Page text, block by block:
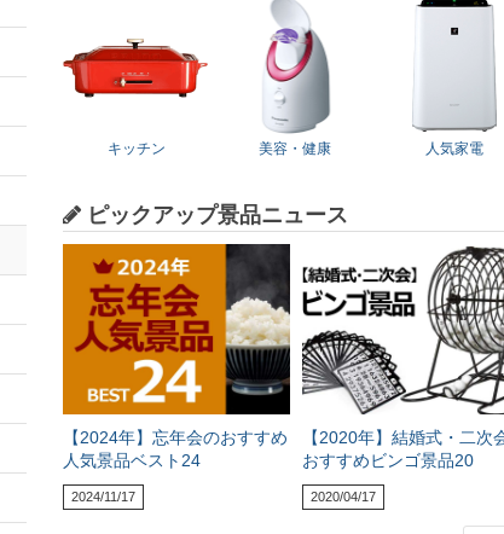
キッチン 美容・健康 人気家電
ピックアップ景品ニュース
【2024年】忘年会のおすすめ
人気景品ベスト24
2024/11/17
【2020年】結婚式・二次
おすすめビンゴ景品20
2020/04/17